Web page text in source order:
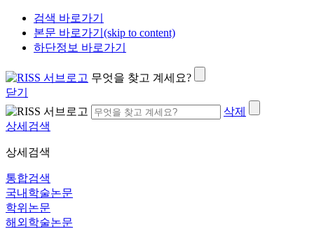
검색 바로가기
본문 바로가기(skip to content)
하단정보 바로가기
무엇을 찾고 계세요?
닫기
삭제
상세검색
상세검색
통합검색
국내학술논문
학위논문
해외학술논문